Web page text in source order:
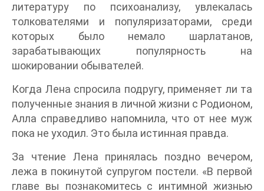
литературу по психоанализу, увлекалась
толкователями и популяризаторами, среди
которых было немало шарлатанов,
зарабатывающих популярность на
шокировании обывателей.
Когда Лена спросила подругу, применяет ли та
полученные знания в личной жизни с Родионом,
Алла справедливо напомнила, что от нее муж
пока не уходил. Это была истинная правда.
За чтение Лена принялась поздно вечером,
лежа в покинутой супругом постели. «В первой
главе вы познакомитесь с интимной жизнью